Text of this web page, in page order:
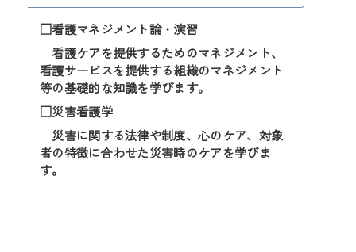
□看護マネジメント論・演習
看護ケアを提供するためのマネジメント、
看護サービスを提供する組織のマネジメント
等の基礎的な知識を学びます。
□災害看護学
災害に関する法律や制度、心のケア、対象
者の特徴に合わせた災害時のケアを学びま
す。